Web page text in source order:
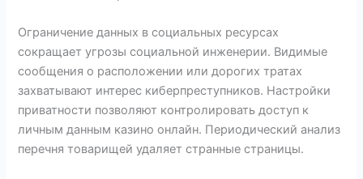
Ограничение данных в социальных ресурсах
сокращает угрозы социальной инженерии. Видимые
сообщения о расположении или дорогих тратах
захватывают интерес киберпреступников. Настройки
приватности позволяют контролировать доступ к
личным данным казино онлайн. Периодический анализ
перечня товарищей удаляет странные страницы.